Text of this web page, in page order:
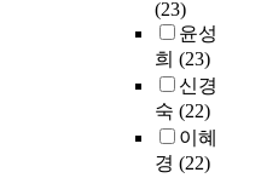
(23)
윤성
희 (23)
신경
숙 (22)
이혜
경 (22)